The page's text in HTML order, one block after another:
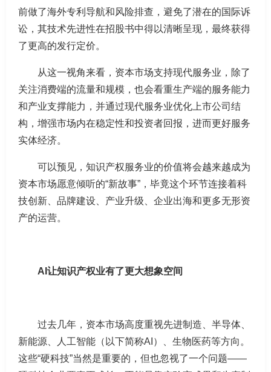
前做了海外专利导航和风险排查，避免了潜在的国际诉
讼，其技术先进性在招股书中得以清晰呈现，最终获得
了更高的发行定价。
从这一视角来看，资本市场支持现代服务业，除了
关注消费端的流量和规模，也会看重生产端的服务能力
和产业支撑能力，并通过现代服务业优化上市公司结
构，增强市场内在稳定性和投资者回报，进而更好服务
实体经济。
可以预见，知识产权服务业的价值将会越来越成为
资本市场愿意倾听的“新故事”，毕竟这个环节连接着科
技创新、品牌建设、产业升级、企业出海和更多无形资
产的运营。
AI让知识产权业有了更大想象空间
过去几年，资本市场高度重视先进制造、半导体、
新能源、人工智能（以下简称AI）、生物医药等方向。
这些“硬科技”当然是重要的，但也忽视了一个问题——